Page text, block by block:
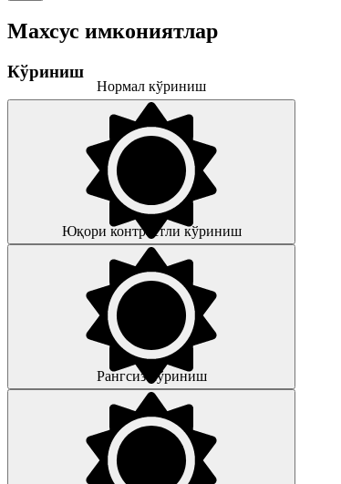
Махсус имкониятлар
Кўриниш
Нормал кўриниш
Юқори контрастли кўриниш
Рангсиз кўриниш